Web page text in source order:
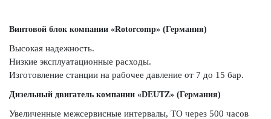
Винтовой блок компании «Rotorcomp» (Германия)
Высокая надежность.
Низкие эксплуатационные расходы.
Изготовление станции на рабочее давление от 7 до 15 бар.
Дизельный двигатель компании «DEUTZ» (Германия)
Увеличенные межсервисные интервалы, ТО через 500 часов